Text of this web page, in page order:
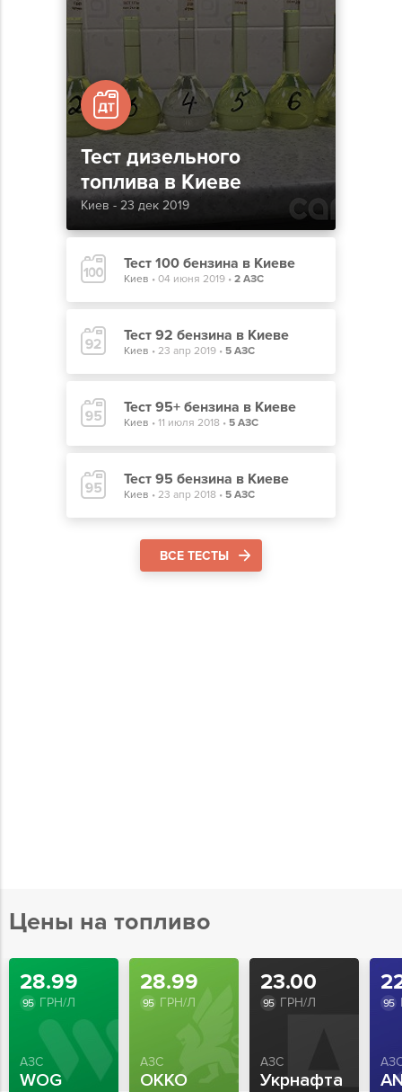
Тест дизельного
топлива в Киеве
Киев - 23 дек 2019
Тест 100 бензина в Киеве
Киев • 04 июня 2019 • 2 АЗС
Тест 92 бензина в Киеве
Киев • 23 апр 2019 • 5 АЗС
Тест 95+ бензина в Киеве
Киев • 11 июля 2018 • 5 АЗС
Тест 95 бензина в Киеве
Киев • 23 апр 2018 • 5 АЗС
ВСЕ ТЕСТЫ
Цены на топливо
28.99
95 ГРН/Л
АЗС
WOG
28.99
95 ГРН/Л
АЗС
OKKO
23.00
95 ГРН/Л
АЗС
Укрнафта
95